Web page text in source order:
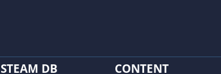
STEAM DB CONTENT